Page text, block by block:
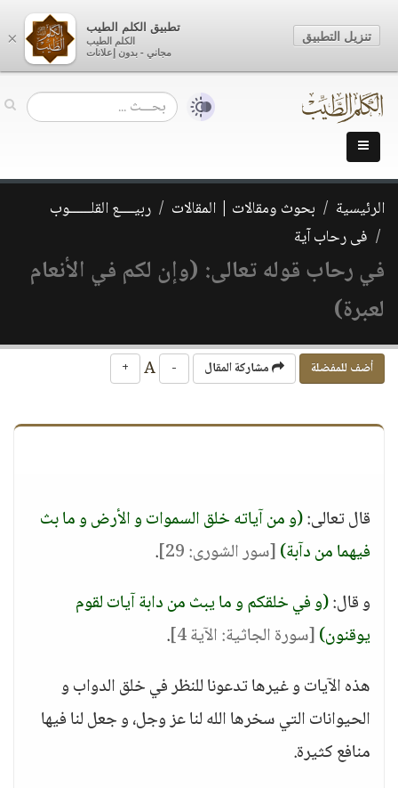
الرئيسية بحوث ومقالات | المقالات
ربيــــع القلــــــوب
فى رحاب آية
في رحاب قوله تعالى: (وإن لكم في الأنعام
لعبرة)
أضف للمفضلة مشاركة المقال -
+
قال تعالى:(و من آياته خلق السموات و الأرض و ما بث
فيهما من دآبة)[سور الشورى: 29]
.
و قال:(و في خلقكم و ما يبث من دابة آيات لقوم
يوقنون)[سورة الجاثية: الآية 4]
.
هذه الآيات و غيرها تدعونا للنظر في خلق الدواب و
الحيوانات التي سخرها الله لنا عز وجل، و جعل لنا فيها
منافع كثيرة.
×
تطبيق الكلم الطيب
الكلم الطيب
مجاني - بدون إعلانات
تنزيل التطبيق